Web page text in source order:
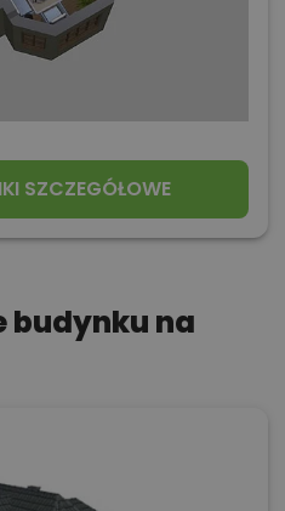
SZCZEGÓŁOWE
budynku na